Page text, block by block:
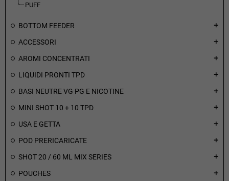
PUFF
BOTTOM FEEDER add
ACCESSORI add
AROMI CONCENTRATI add
LIQUIDI PRONTI TPD add
BASI NEUTRE VG PG E NICOTINE add
MINI SHOT 10 + 10 TPD add
USA E GETTA add
POD PRERICARICATE add
SHOT 20 / 60 ML MIX SERIES add
POUCHES add